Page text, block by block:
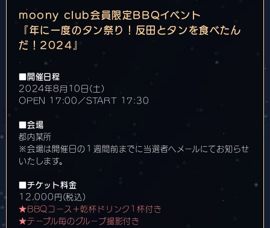
moony club会員限定BBQイベント
『年に一度のタン祭り！反田とタンを食べたん
だ！2024』
■開催日程
2024年8月10日(土)
OPEN 17:00／START 17:30
■会場
都内某所
※会場は開催日の１週間前までに当選者へメールにてお知らせ
いたします。
■チケット料金
12,000円(税込)
★BBQコース＋乾杯ドリンク1杯付き
★テーブル毎のグループ撮影付き